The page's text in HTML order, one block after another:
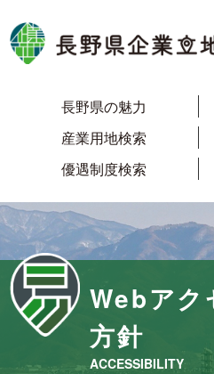
長野県の魅力
産業用地検索
優遇制度検索
Webアク
方針
ACCESSIBILITY